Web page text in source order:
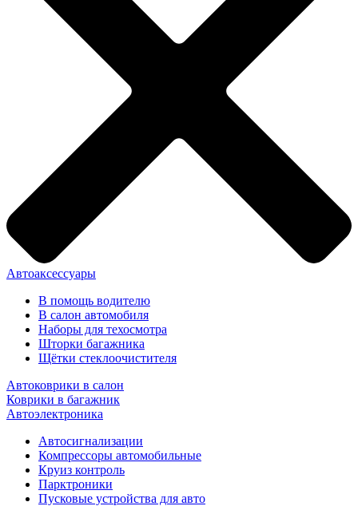
Автоаксессуары
В помощь водителю
В салон автомобиля
Наборы для техосмотра
Шторки багажника
Щётки стеклоочистителя
Автоковрики в салон
Коврики в багажник
Автоэлектроника
Автосигнализации
Компрессоры автомобильные
Круиз контроль
Парктроники
Пусковые устройства для авто